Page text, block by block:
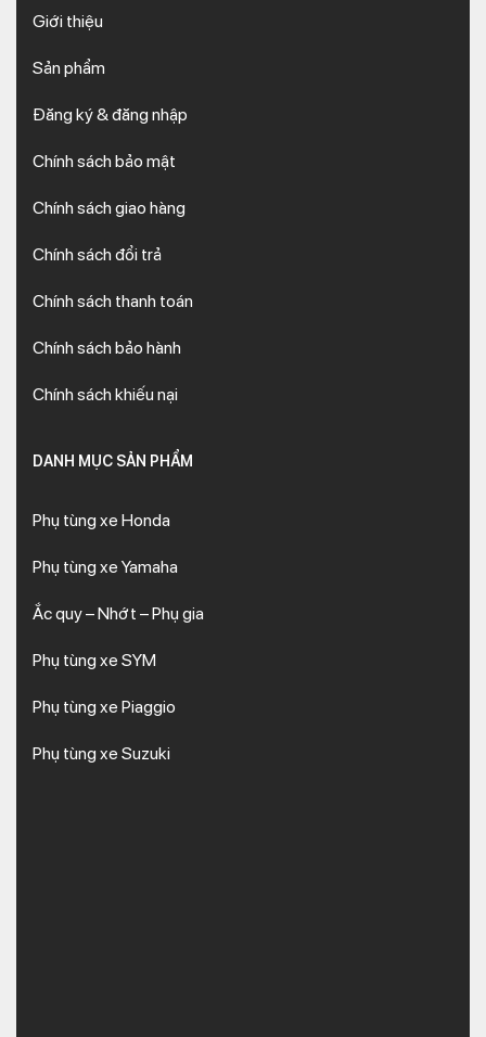
Giới thiệu
Sản phẩm
Đăng ký & đăng nhập
Chính sách bảo mật
Chính sách giao hàng
Chính sách đổi trả
Chính sách thanh toán
Chính sách bảo hành
Chính sách khiếu nại
DANH MỤC SẢN PHẨM
Phụ tùng xe Honda
Phụ tùng xe Yamaha
Ắc quy – Nhớt – Phụ gia
Phụ tùng xe SYM
Phụ tùng xe Piaggio
Phụ tùng xe Suzuki